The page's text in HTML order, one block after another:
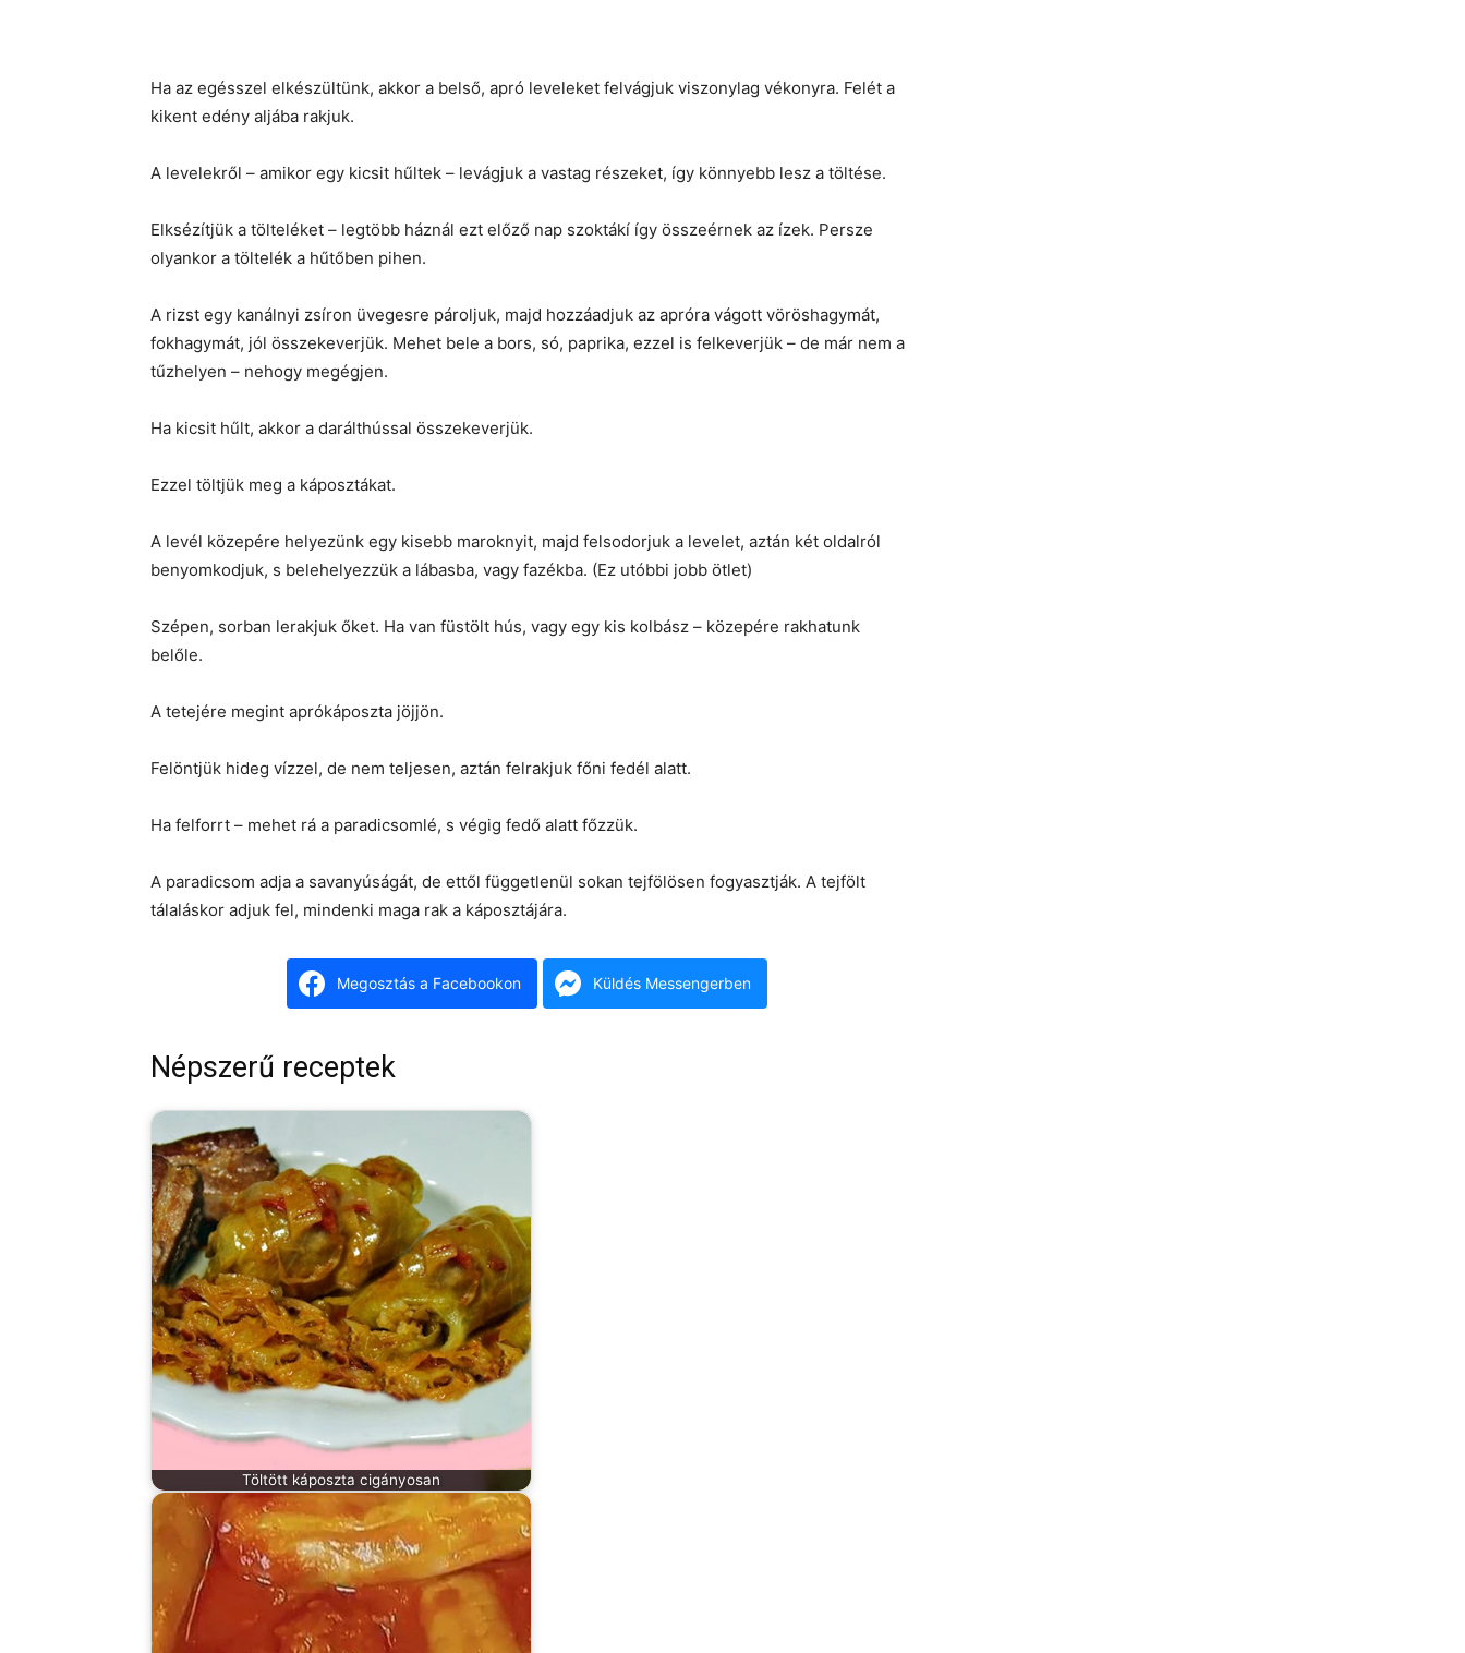
Ha az egésszel elkészültünk, akkor a belső, apró leveleket felvágjuk viszonylag vékonyra. Felét a
kikent edény aljába rakjuk.
A levelekről – amikor egy kicsit hűltek – levágjuk a vastag részeket, így könnyebb lesz a töltése.
Elksézítjük a tölteléket – legtöbb háznál ezt előző nap szoktákí így összeérnek az ízek. Persze
olyankor a töltelék a hűtőben pihen.
A rizst egy kanálnyi zsíron üvegesre pároljuk, majd hozzáadjuk az apróra vágott vöröshagymát,
fokhagymát, jól összekeverjük. Mehet bele a bors, só, paprika, ezzel is felkeverjük – de már nem a
tűzhelyen – nehogy megégjen.
Ha kicsit hűlt, akkor a darálthússal összekeverjük.
Ezzel töltjük meg a káposztákat.
A levél közepére helyezünk egy kisebb maroknyit, majd felsodorjuk a levelet, aztán két oldalról
benyomkodjuk, s belehelyezzük a lábasba, vagy fazékba. (Ez utóbbi jobb ötlet)
Szépen, sorban lerakjuk őket. Ha van füstölt hús, vagy egy kis kolbász – közepére rakhatunk
belőle.
A tetejére megint aprókáposzta jöjjön.
Felöntjük hideg vízzel, de nem teljesen, aztán felrakjuk főni fedél alatt.
Ha felforrt – mehet rá a paradicsomlé, s végig fedő alatt főzzük.
A paradicsom adja a savanyúságát, de ettől függetlenül sokan tejfölösen fogyasztják. A tejfölt
tálaláskor adjuk fel, mindenki maga rak a káposztájára.
Megosztás a Facebookon Küldés Messengerben
Népszerű receptek
Töltött káposzta cigányosan